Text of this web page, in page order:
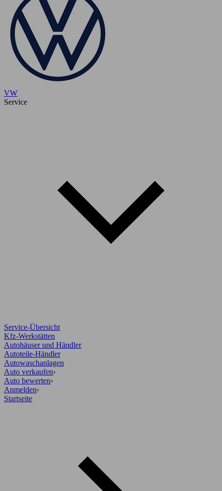
VW
Service
Service-Übersicht
Kfz-Werkstätten
Autohäuser und Händler
Autoteile-Händler
Autowaschanlagen
Auto verkaufen›
Auto bewerten›
Anmelden›
Startseite